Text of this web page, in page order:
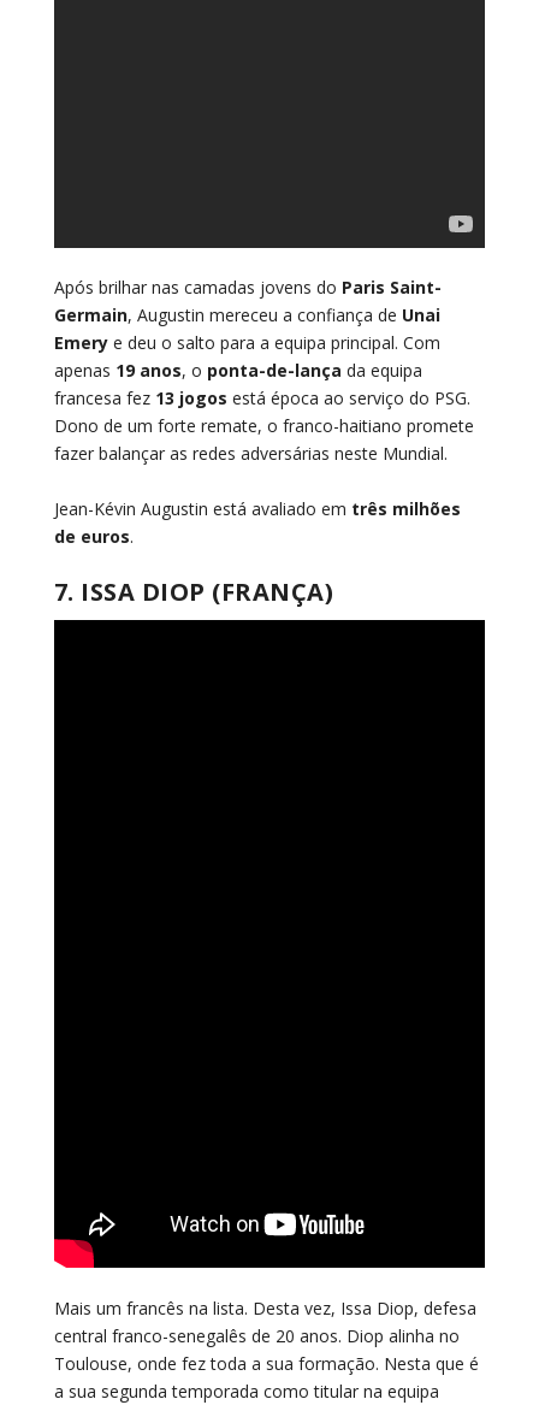
Após brilhar nas camadas jovens do Paris Saint-
Germain, Augustin mereceu a confiança de Unai
Emerye deu o salto para a equipa principal. Com
apenas 19 anos, o ponta-de-lança da equipa
francesa fez 13 jogos está época ao serviço do PSG.
Dono de um forte remate, o franco-haitiano promete
fazer balançar as redes adversárias neste Mundial.
Jean-Kévin Augustin está avaliado em três milhões
de euros.
7. ISSA DIOP (FRANÇA)
Mais um francês na lista. Desta vez, Issa Diop, defesa
central franco-senegalês de 20 anos. Diop alinha no
Toulouse, onde fez toda a sua formação. Nesta que é
a sua segunda temporada como titular na equipa